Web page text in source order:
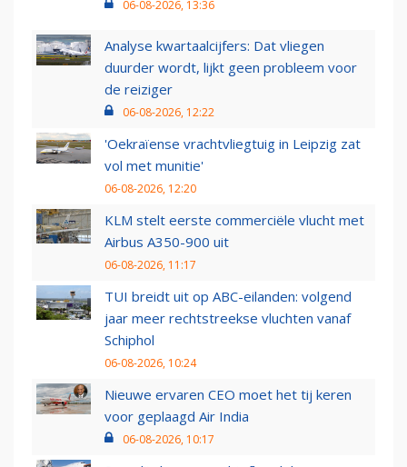
06-08-2026, 13:36
Analyse kwartaalcijfers: Dat vliegen
duurder wordt, lijkt geen probleem voor
de reiziger
06-08-2026, 12:22
'Oekraïense vrachtvliegtuig in Leipzig zat
vol met munitie'
06-08-2026, 12:20
KLM stelt eerste commerciële vlucht met
Airbus A350-900 uit
06-08-2026, 11:17
TUI breidt uit op ABC-eilanden: volgend
jaar meer rechtstreekse vluchten vanaf
Schiphol
06-08-2026, 10:24
Nieuwe ervaren CEO moet het tij keren
voor geplaagd Air India
06-08-2026, 10:17